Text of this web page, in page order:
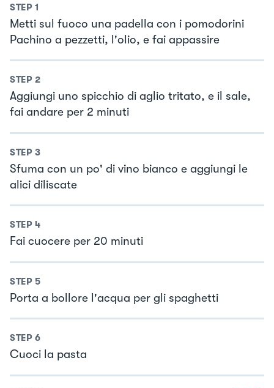
STEP 1
Metti sul fuoco una padella con i pomodorini
Pachino a pezzetti, l'olio, e fai appassire
STEP 2
Aggiungi uno spicchio di aglio tritato, e il sale,
fai andare per 2 minuti
STEP 3
Sfuma con un po' di vino bianco e aggiungi le
alici diliscate
STEP 4
Fai cuocere per 20 minuti
STEP 5
Porta a bollore l'acqua per gli spaghetti
STEP 6
Cuoci la pasta